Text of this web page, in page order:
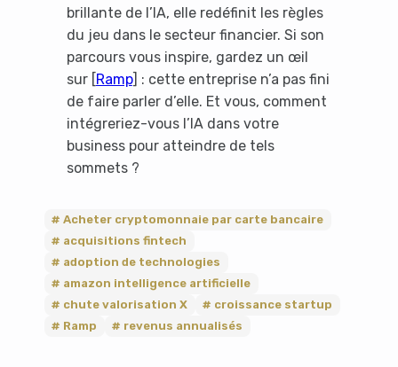
brillante de l’IA, elle redéfinit les règles
du jeu dans le secteur financier. Si son
parcours vous inspire, gardez un œil
sur [Ramp] : cette entreprise n’a pas fini
de faire parler d’elle. Et vous, comment
intégreriez-vous l’IA dans votre
business pour atteindre de tels
sommets ?
Acheter cryptomonnaie par carte bancaire
acquisitions fintech
adoption de technologies
amazon intelligence artificielle
chute valorisation X
croissance startup
Ramp
revenus annualisés